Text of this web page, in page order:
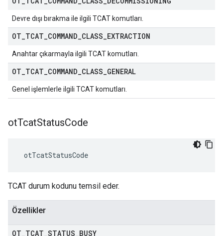
Devre dışı bırakma ile ilgili TCAT komutları.
OT TCAT COMMAND CLASS EXTRACTION
Anahtar çıkarmayla ilgili TCAT komutları.
OT TCAT COMMAND CLASS GENERAL
Genel işlemlerle ilgili TCAT komutları.
otTcatStatusCode
otTcatStatusCode
TCAT durum kodunu temsil eder.
Özellikler
OT TCAT STATUS BUSY